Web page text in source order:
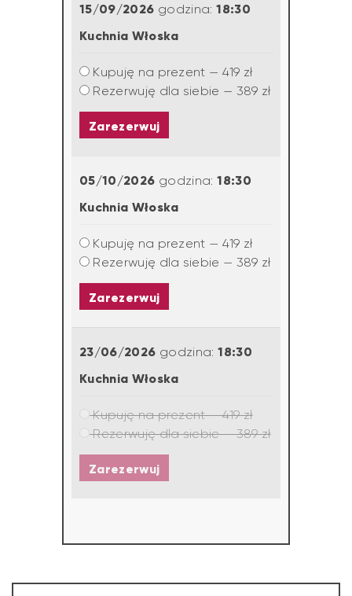
15/09/2026 godzina: 18:30
Kuchnia Włoska
Kupuję na prezent — 419 zł
Rezerwuję dla siebie — 389 zł
Zarezerwuj
05/10/2026 godzina: 18:30
Kuchnia Włoska
Kupuję na prezent — 419 zł
Rezerwuję dla siebie — 389 zł
Zarezerwuj
23/06/2026 godzina: 18:30
Kuchnia Włoska
Kupuję na prezent — 419 zł
Rezerwuję dla siebie — 389 zł
Zarezerwuj